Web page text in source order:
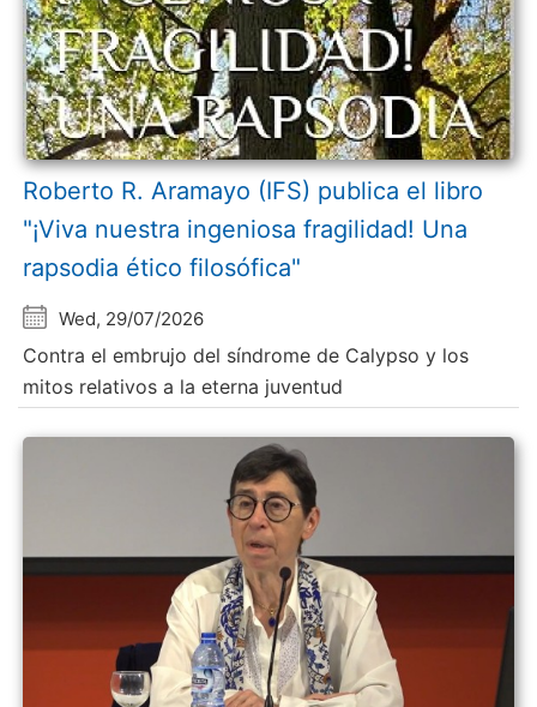
Roberto R. Aramayo (IFS) publica el libro
"¡Viva nuestra ingeniosa fragilidad! Una
rapsodia ético filosófica"
Wed, 29/07/2026
Contra el embrujo del síndrome de Calypso y los
mitos relativos a la eterna juventud